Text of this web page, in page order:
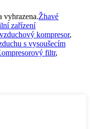
vyhrazena.Žhavé
zařízení
kompresor,
s vysoušecím
filtr,